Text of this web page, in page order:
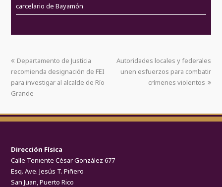
carcelario de Bayamón
Autoridades locales y federales
unen esfuerzos para combatir
crímenes violentos
Departamento de Justicia
recomienda designación de FEI
para investigar al alcalde de Río
Grande
Dirección Física
Calle Teniente César González 677
Esq. Ave. Jesús T. Piñero
San Juan, Puerto Rico